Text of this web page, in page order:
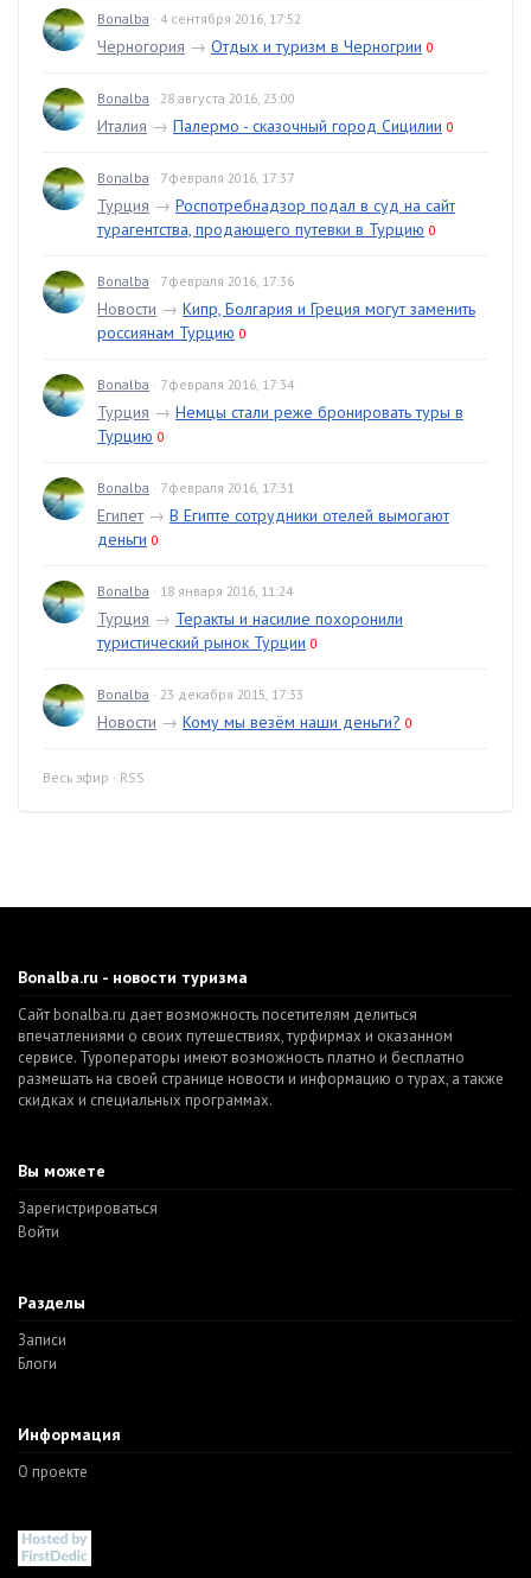
Bonalba · 4 сентября 2016, 17:52
Черногория → Отдых и туризм в Черногрии 0
Bonalba · 28 августа 2016, 23:00
Италия → Палермо - сказочный город Сицилии 0
Bonalba · 7 февраля 2016, 17:37
Турция → Роспотребнадзор подал в суд на сайт
турагентства, продающего путевки в Турцию 0
Bonalba · 7 февраля 2016, 17:36
Новости → Кипр, Болгария и Греция могут заменить
россиянам Турцию 0
Bonalba · 7 февраля 2016, 17:34
Турция → Немцы стали реже бронировать туры в
Турцию 0
Bonalba · 7 февраля 2016, 17:31
Египет→ В Египте сотрудники отелей вымогают
деньги 0
Bonalba · 18 января 2016, 11:24
Турция → Теракты и насилие похоронили
туристический рынок Турции 0
Bonalba · 23 декабря 2015, 17:33
Новости → Кому мы везём наши деньги? 0
Весь эфир · RSS
Bonalba.ru - новости туризма
Сайт bonalba.ru дает возможность посетителям делиться
впечатлениями о своих путешествиях, турфирмах и оказанном
сервисе. Туроператоры имеют возможность платно и бесплатно
размещать на своей странице новости и информацию о турах, а также
скидках и специальных программах.
Вы можете
Зарегистрироваться
Войти
Разделы
Записи
Блоги
Информация
О проекте